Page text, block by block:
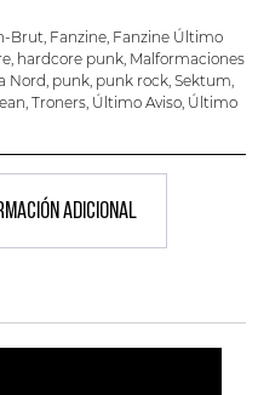
Brut Fanzine Fanzine Último
hardcore punk Malformaciones
Nord punk punk rock Sektum
Troners Último Aviso Último
ADICIONAL